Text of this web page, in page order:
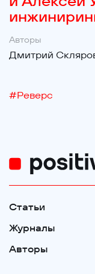
Авторы
Дмитрий
#Реверс
Статьи
Журналы
Авторы